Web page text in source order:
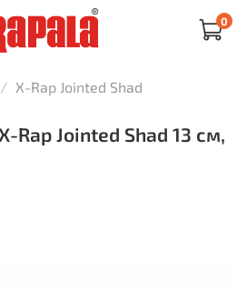
0
X-Rap Jointed Shad
Rap Jointed Shad 13 см,